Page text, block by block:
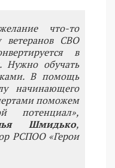
что-то
СВО
в
Нужно обучать
В помощь
начинающего
поможем
потенциал»,
Шмидько,
РСПОО «Герои